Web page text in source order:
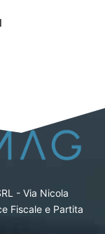
- Via Nicola
Fiscale e Partita